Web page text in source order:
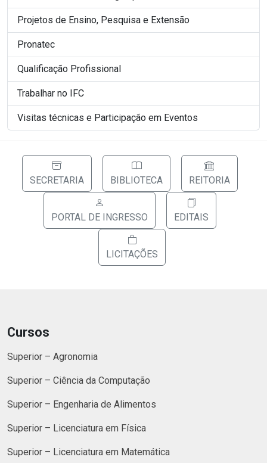
Projetos de Ensino, Pesquisa e Extensão
Pronatec
Qualificação Profissional
Trabalhar no IFC
Visitas técnicas e Participação em Eventos
SECRETARIA BIBLIOTECA REITORIA
PORTAL DE INGRESSO EDITAIS
LICITAÇÕES
Cursos
Superior – Agronomia
Superior – Ciência da Computação
Superior – Engenharia de Alimentos
Superior – Licenciatura em Física
Superior – Licenciatura em Matemática